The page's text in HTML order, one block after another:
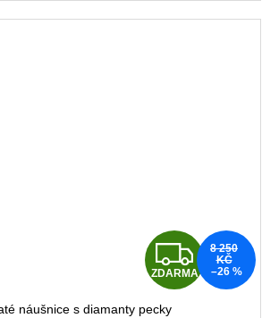
Z
D
ZDARMA
8 250
KČ
–26 %
náušnice s diamanty pecky